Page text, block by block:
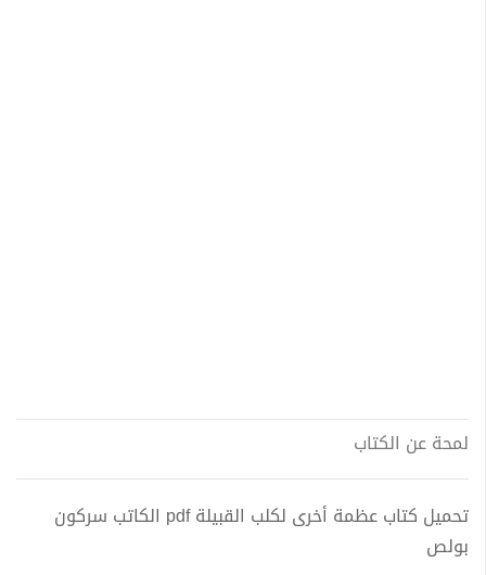
لمحة عن الكتاب
تحميل كتاب عظمة أخرى لكلب القبيلة pdf الكاتب سركون
بولص